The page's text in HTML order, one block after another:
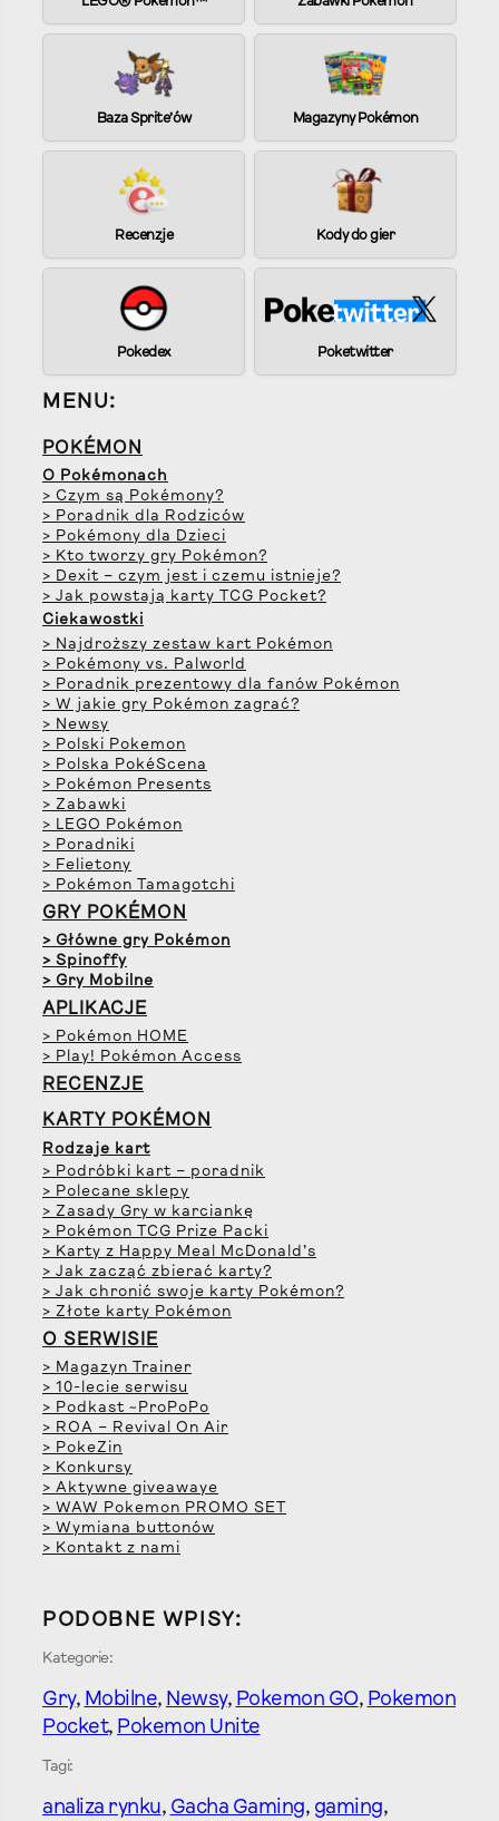
Baza Sprite’ów Magazyny Pokémon
Recenzje Kody do gier
Pokedex Poketwitter
MENU:
POKÉMON
O Pokémonach
> Czym są Pokémony?
> Poradnik dla Rodziców
> Pokémony dla Dzieci
> Kto tworzy gry Pokémon?
> Dexit – czym jest i czemu istnieje?
> Jak powstają karty TCG Pocket?
Ciekawostki
> Najdroższy zestaw kart Pokémon
> Pokémony vs. Palworld
> Poradnik prezentowy dla fanów Pokémon
> W jakie gry Pokémon zagrać?
> Newsy
> Polski Pokemon
> Polska PokéScena
> Pokémon Presents
> Zabawki
> LEGO Pokémon
> Poradniki
> Felietony
> Pokémon Tamagotchi
GRY POKÉMON
> Główne gry Pokémon
> Spinoffy
> Gry Mobilne
APLIKACJE
> Pokémon HOME
> Play! Pokémon Access
RECENZJE
KARTY POKÉMON
Rodzaje kart
> Podróbki kart – poradnik
> Polecane sklepy
> Zasady Gry w karciankę
> Pokémon TCG Prize Packi
> Karty z Happy Meal McDonald’s
> Jak zacząć zbierać karty?
> Jak chronić swoje karty Pokémon?
> Złote karty Pokémon
O SERWISIE
> Magazyn Trainer
> 10-lecie serwisu
> Podkast ~ProPoPo
> ROA – Revival On Air
> PokeZin
> Konkursy
> Aktywne giveawaye
> WAW Pokemon PROMO SET
> Wymiana buttonów
> Kontakt z nami
PODOBNE WPISY:
Kategorie:
Gry, Mobilne, Newsy, Pokemon GO, Pokemon
Pocket, Pokemon Unite
Tagi:
analiza rynku, Gacha Gaming, gaming